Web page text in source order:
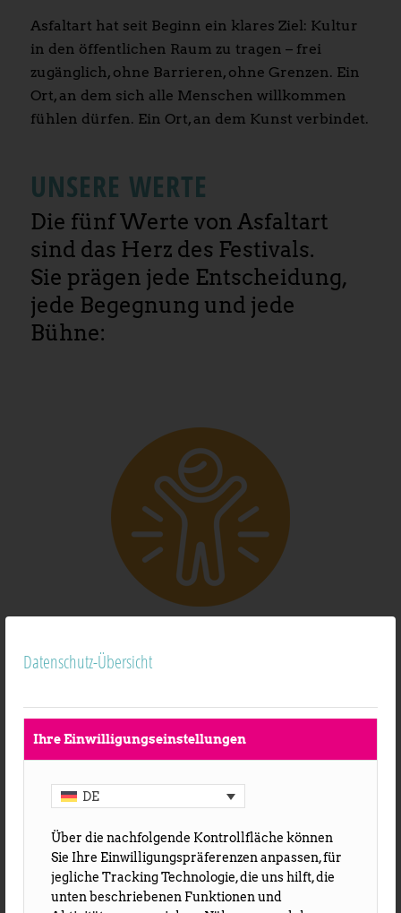
Datenschutz-Übersicht
Ihre Einwilligungseinstellungen
DE
Über die nachfolgende Kontrollfläche können
Sie Ihre Einwilligungspräferenzen anpassen, für
jegliche Tracking Technologie, die uns hilft, die
unten beschriebenen Funktionen und
Asfaltart hat seit Beginn ein klares Ziel: Kultur
in den öffentlichen Raum zu tragen – frei
zugänglich, ohne Barrieren, ohne Grenzen. Ein
Ort, an dem sich alle Menschen willkommen
fühlen dürfen. Ein Ort, an dem Kunst verbindet.
UNSERE WERTE
Die fünf Werte von Asfaltart
sind das Herz des Festivals.
Sie prägen jede Entscheidung,
jede Begegnung und jede
Bühne:
Wir begegnen allen Menschen mit Respekt.
Wert – und genau dafür schaffen wir Raum.